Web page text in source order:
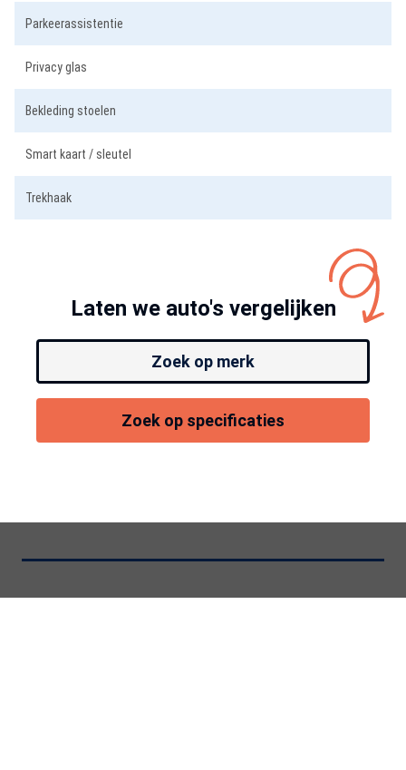
Parkeerassistentie
Privacy glas
Bekleding stoelen
Smart kaart / sleutel
Trekhaak
Laten we auto's vergelijken
Zoek op merk
Zoek op specificaties